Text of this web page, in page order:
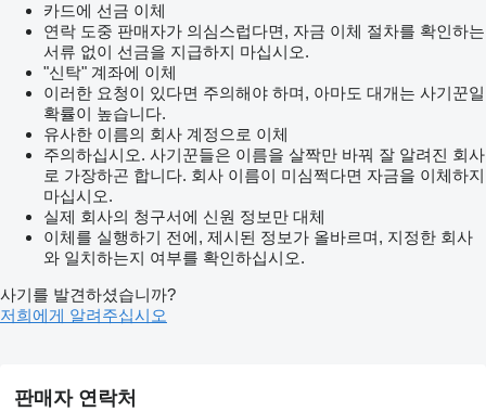
카드에 선금 이체
연락 도중 판매자가 의심스럽다면, 자금 이체 절차를 확인하는
서류 없이 선금을 지급하지 마십시오.
"신탁" 계좌에 이체
이러한 요청이 있다면 주의해야 하며, 아마도 대개는 사기꾼일
확률이 높습니다.
유사한 이름의 회사 계정으로 이체
주의하십시오. 사기꾼들은 이름을 살짝만 바꿔 잘 알려진 회사
로 가장하곤 합니다. 회사 이름이 미심쩍다면 자금을 이체하지
마십시오.
실제 회사의 청구서에 신원 정보만 대체
이체를 실행하기 전에, 제시된 정보가 올바르며, 지정한 회사
와 일치하는지 여부를 확인하십시오.
사기를 발견하셨습니까?
저희에게 알려주십시오
판매자 연락처